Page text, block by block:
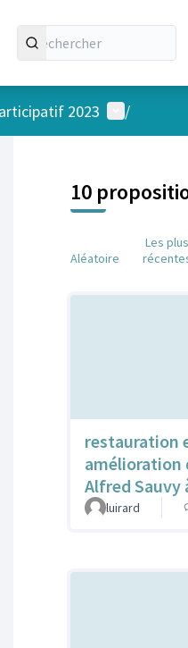
2023 Menu
/
10
Aléatoire
Les plus
restauration
amélioration
Alfred Sauvy
luirard